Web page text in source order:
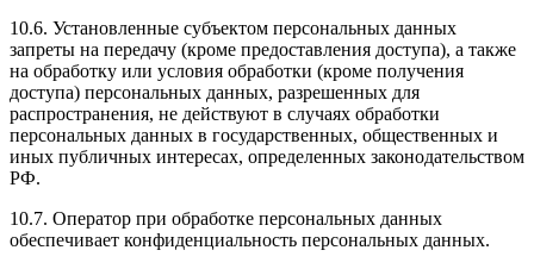
10.6. Установленные субъектом персональных данных
запреты на передачу (кроме предоставления доступа), а также
на обработку или условия обработки (кроме получения
доступа) персональных данных, разрешенных для
распространения, не действуют в случаях обработки
персональных данных в государственных, общественных и
иных публичных интересах, определенных законодательством
РФ.
10.7. Оператор при обработке персональных данных
обеспечивает конфиденциальность персональных данных.